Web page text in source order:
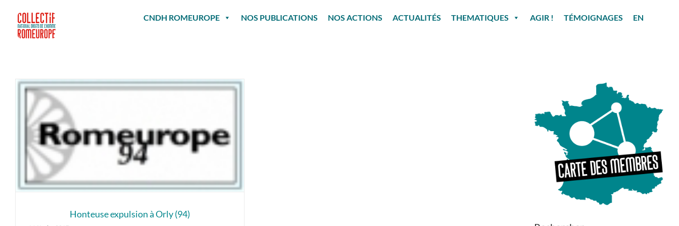
contenu
CNDH ROMEUROPE NOS PUBLICATIONS NOS ACTIONS ACTUALITÉS THEMATIQUES AGIR ! TÉMOIGNAGES EN
Honteuse expulsion à Orly (94)